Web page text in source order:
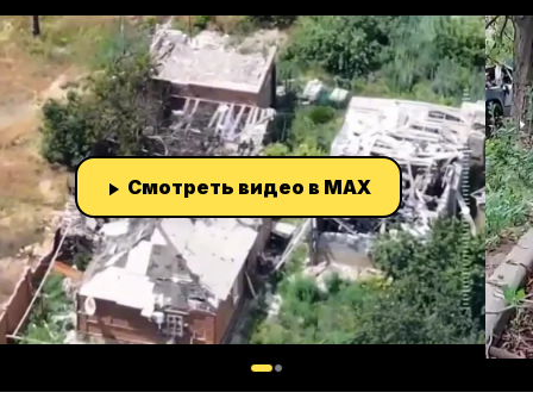
Смотреть видео в MAX